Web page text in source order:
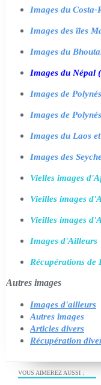
VOUS AIMEREZ AUSSI :
Images du Costa-
Images des îles
Images du
Images du Népal
Images de
Images de
Images du Laos
Images des
Vielles images
Vieilles images
Vieilles images
Images d'Ailleurs
Récupérations de
Autres images
Images d'ailleurs
Autres images
Articles divers
Récupération